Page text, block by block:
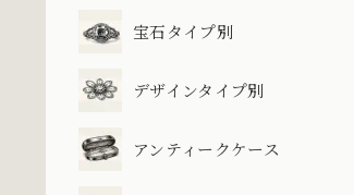
宝石タイプ別
デザインタイプ別
アンティークケース